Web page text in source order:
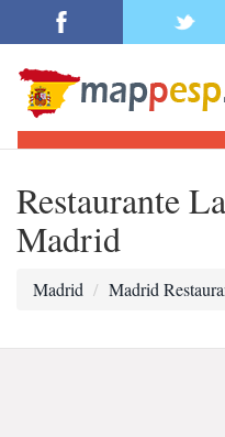
Restaurante
Madrid
Madrid Madrid